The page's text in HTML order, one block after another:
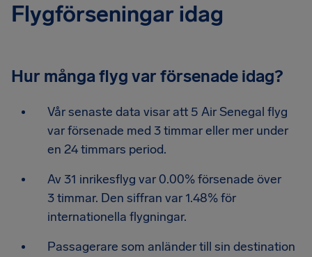
Flygförseningar idag
Hur många flyg var försenade idag?
Vår senaste data visar att 5 Air Senegal flyg
var försenade med 3 timmar eller mer under
en 24 timmars period.
Av 31 inrikesflyg var 0.00% försenade över
3 timmar. Den siffran var 1.48% för
internationella flygningar.
Passagerare som anländer till sin destination